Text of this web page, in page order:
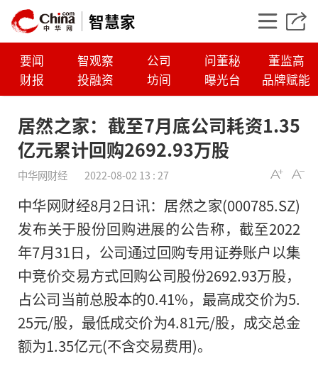
智慧家
要闻 智观察 公司 问董秘
董监高
财报
投融资 坊间 曝光台 品牌赋能
居然之家：截至7月
1.35亿元累计回购
居然之家：截至7月底公司耗资1.35
亿元累计回购2692.93万股
中华网财经 2022-08-02 13 : 27
中华网财经8月2日讯：居然之家(000785.SZ)
发布关于股份回购进展的公告称，截至2022
年7月31日，公司通过回购专用证券账户以集
中竞价交易方式回购公司股份2692.93万股，
占公司当前总股本的0.41%，最高成交价为5.
25元/股，最低成交价为4.81元/股，成交总金
额为1.35亿元(不含交易费用)。